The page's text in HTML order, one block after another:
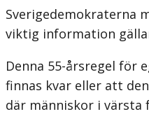
Sverigedemokraterna
viktig information
Denna 55-årsregel för
finnas kvar eller att
där människor i värsta